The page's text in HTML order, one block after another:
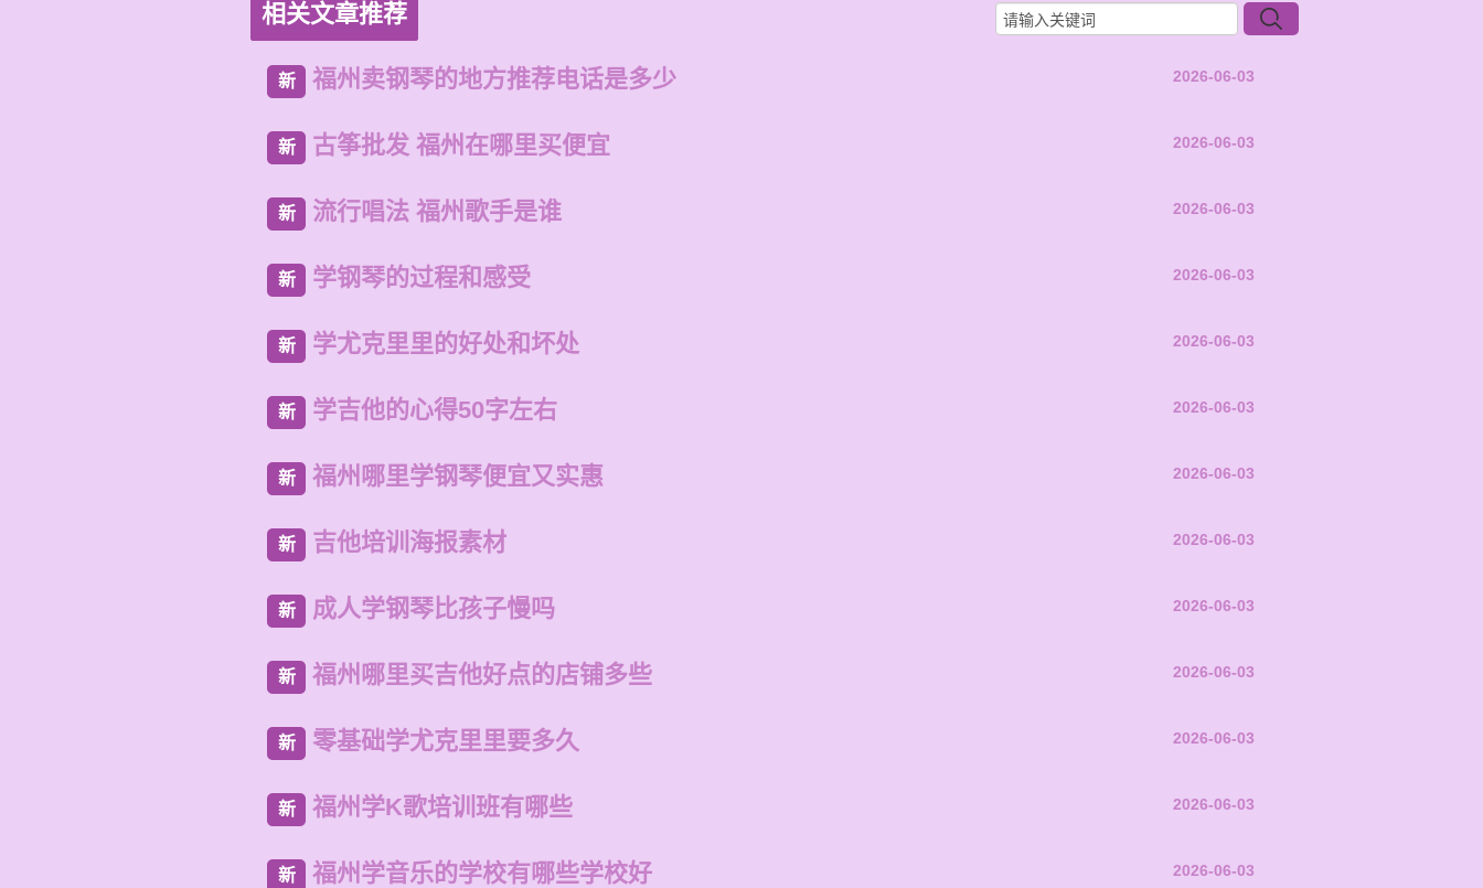
相关文章推荐
新 福州卖钢琴的地方推荐电话是多少 2026-06-03
新 古筝批发 福州在哪里买便宜 2026-06-03
新 流行唱法 福州歌手是谁 2026-06-03
新 学钢琴的过程和感受 2026-06-03
新 学尤克里里的好处和坏处 2026-06-03
新 学吉他的心得50字左右 2026-06-03
新 福州哪里学钢琴便宜又实惠 2026-06-03
新 吉他培训海报素材 2026-06-03
新 成人学钢琴比孩子慢吗 2026-06-03
新 福州哪里买吉他好点的店铺多些 2026-06-03
新 零基础学尤克里里要多久 2026-06-03
新 福州学K歌培训班有哪些 2026-06-03
新 福州学音乐的学校有哪些学校好 2026-06-03